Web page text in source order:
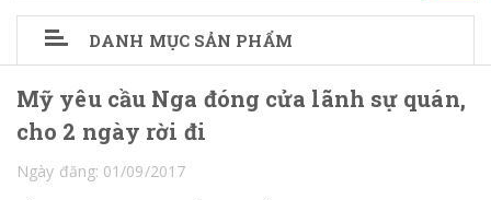
DANH MỤC SẢN PHẨM
Mỹ yêu cầu Nga đóng cửa lãnh sự quán,
cho 2 ngày rời đi
Ngày đăng: 01/09/2017